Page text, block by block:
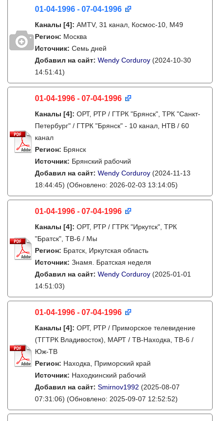
01-04-1996 - 07-04-1996
Каналы [4]: AMTV, 31 канал, Космос-10, М49
Регион: Москва
Источник: Семь дней
Добавил на сайт: Wendy Corduroy (2024-10-30
14:51:41)
01-04-1996 - 07-04-1996
Каналы [4]: ОРТ, РТР / ГТРК "Брянск", ТРК "Санкт-
Петербург" / ГТРК "Брянск" - 10 канал, НТВ / 60
канал
Регион: Брянск
Источник: Брянский рабочий
Добавил на сайт: Wendy Corduroy (2024-11-13
18:44:45) (Обновлено: 2026-02-03 13:14:05)
01-04-1996 - 07-04-1996
Каналы [4]: ОРТ, РТР / ГТРК "Иркутск", ТРК
"Братск", ТВ-6 / Мы
Регион: Братск, Иркутская область
Источник: Знамя. Братская неделя
Добавил на сайт: Wendy Corduroy (2025-01-01
14:51:03)
01-04-1996 - 07-04-1996
Каналы [4]: ОРТ, РТР / Приморское телевидение
(ТГТРК Владивосток), МАРТ / ТВ-Находка, ТВ-6 /
Юж-ТВ
Регион: Находка, Приморский край
Источник: Находкинский рабочий
Добавил на сайт: Smirnov1992 (2025-08-07
07:31:06) (Обновлено: 2025-09-07 12:52:52)